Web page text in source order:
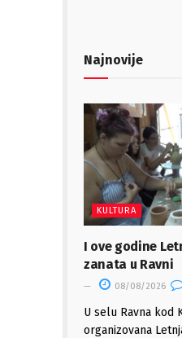
Najnovije
KULTURA
I ove godine
zanata u Ravni
08/08/2026
U selu Ravna kod
organizovana